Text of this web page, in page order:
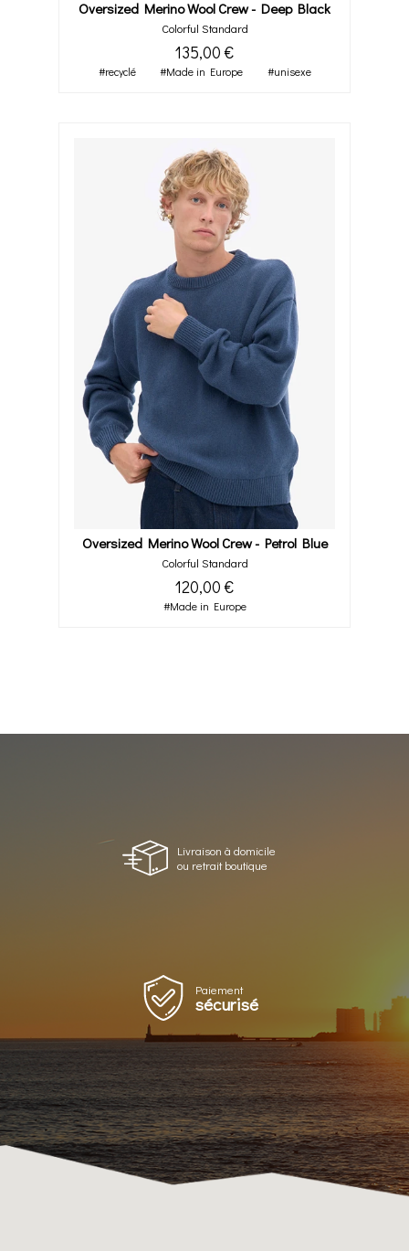
Oversized Merino Wool Crew - Deep Black
Colorful Standard
135,00 €
#recyclé #Made in Europe #unisexe
Oversized Merino Wool Crew - Petrol Blue
Colorful Standard
120,00 €
#Made in Europe
Livraison à domicile
ou retrait boutique
Paiement
sécurisé